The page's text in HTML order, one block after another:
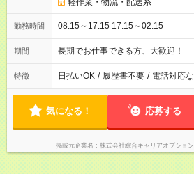
軽作業・物流・配送系
勤務時間 08:15～17:15 17:15～02:15
期間 長期でお仕事できる方、大歓迎！
特徴 日払いOK / 履歴書不要 / 電話対応
気になる！ 応募する
掲載元企業名 株式会社綜合キャリアオプショ